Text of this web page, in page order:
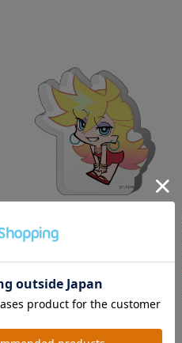
with GARTERBELT つんぴ
っつ厚みアクリルスタンド